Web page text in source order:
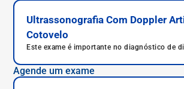
Ultrassonografia Com Doppler
Cotovelo
Este exame é importante no diagnóstico de
articulares (artrites), muitas vezes
repetitivos.
Agende um exame